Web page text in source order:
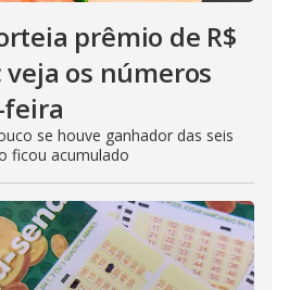
prêmio de R$
os números
se houve ganhador das seis
ficou acumulado